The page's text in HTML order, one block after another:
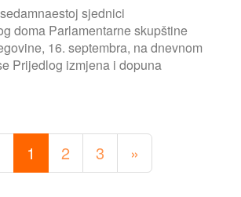
sjednici
doma Parlamentarne skupštine
16. septembra, na dnevnom
Prijedlog izmjena i dopuna
1 2 3 »